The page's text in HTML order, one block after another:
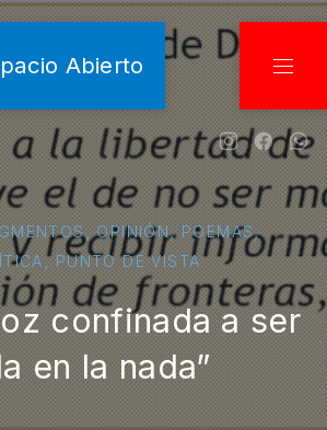
Abierto
NewNew
,OPINIÓN,POEMAS,
,PUNTO DE VISTA
confinada a ser
en la nada”